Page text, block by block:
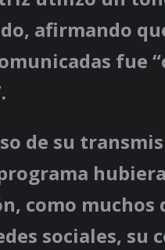
afirmando
fue
de su
como muchos
sociales, su